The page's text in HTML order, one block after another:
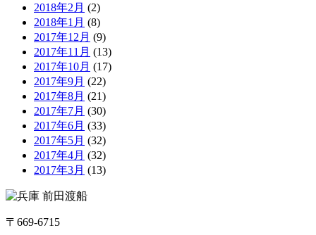
2018年2月 (2)
2018年1月 (8)
2017年12月 (9)
2017年11月 (13)
2017年10月 (17)
2017年9月 (22)
2017年8月 (21)
2017年7月 (30)
2017年6月 (33)
2017年5月 (32)
2017年4月 (32)
2017年3月 (13)
〒669-6715